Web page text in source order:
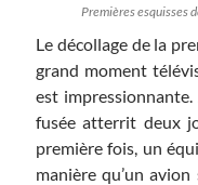
Premières esquisses
Le décollage de la
grand moment
est
fusée atterrit deux
première fois, un
manière qu’un